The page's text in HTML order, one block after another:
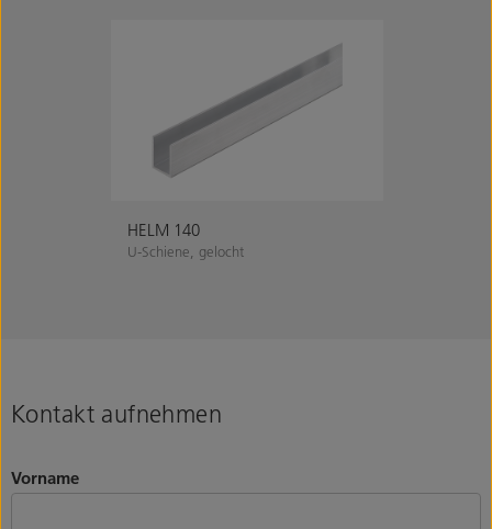
HELM 140
U-Schiene, gelocht
Kontakt aufnehmen
Vorname